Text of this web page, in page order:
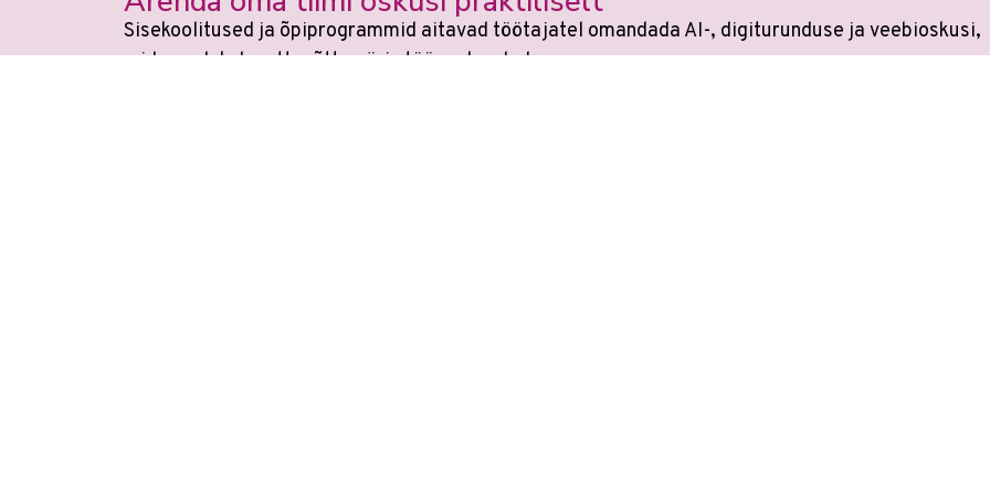
Sisekoolitused ja õpiprogrammid aitavad töötajatel omandada AI-, digiturunduse ja veebioskusi,
mida saab kohe ettevõtte päris töös rakendada.